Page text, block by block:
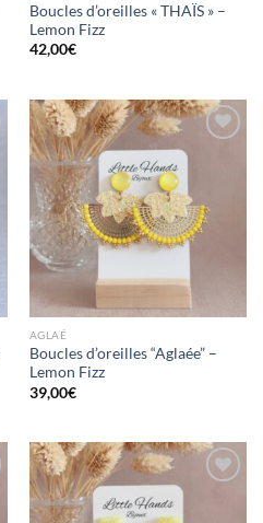
Boucles d’oreilles « THAÏS » –
Lemon Fizz
42,00€
en
favoris
AGLAÉ
Boucles d’oreilles “Aglaée” –
Lemon Fizz
39,00€